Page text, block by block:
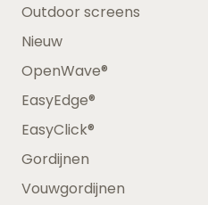
Outdoor screens
Nieuw
OpenWave®
EasyEdge®
EasyClick®
Gordijnen
Vouwgordijnen